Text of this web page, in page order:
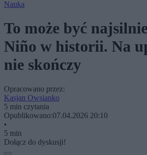
Nauka
To może być
Niño w historii. Na
nie skończy
Opracowano przez:
Kasjan Owsianko
5 min czytania
Opublikowano:07.04.2026 20:10
•
5 min
Dołącz do dyskusji!